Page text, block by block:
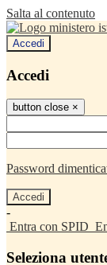
Salta al contenuto
Accedi
Accedi
button close ×
Password
-
Entra con SPID
Seleziona